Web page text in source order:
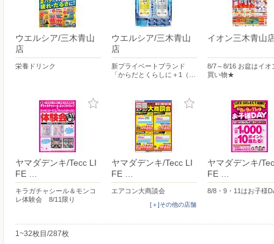
ウエルシア/三木青山
店
栄養ドリンク
ウエルシア/三木青山
店
新プライベートブランド
「からだとくらしに＋1（…
イオン三木青山
8/7～8/16 お盆はイオ
買い物★
ヤマダデンキ/Tecc LI
FE …
キラガチャシール＆モンコ
レ体験会 8/11限り
ヤマダデンキ/Tecc LI
FE …
エアコン大商談会
[＋]その他の店舗
ヤマダデンキ/
FE …
8/8・9・11はお子様
1~32枚目/287枚